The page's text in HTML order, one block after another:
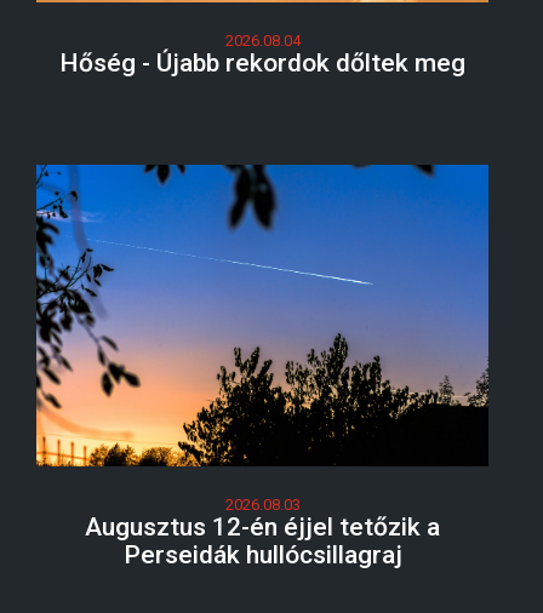
2026.08.04
Hőség - Újabb rekordok dőltek meg
2026.08.03
Augusztus 12-én éjjel tetőzik a
Perseidák hullócsillagraj